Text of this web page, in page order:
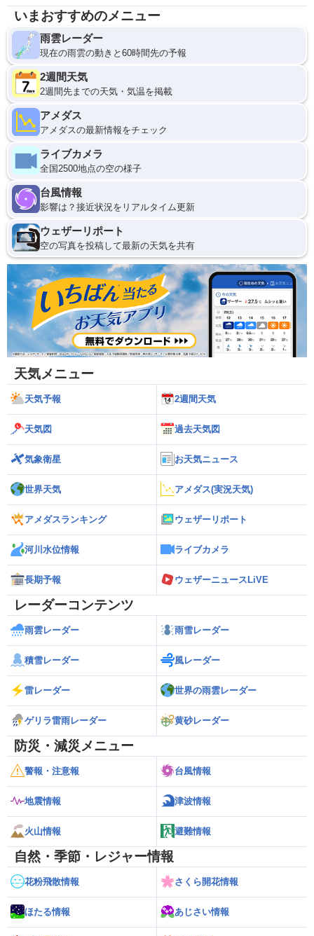
いまおすすめのメニュー
雨雲レーダー
現在の雨雲の動きと60時間先の予報
2週間天気
2週間先までの天気・気温を掲載
アメダス
アメダスの最新情報をチェック
ライブカメラ
全国2500地点の空の様子
台風情報
影響は？接近状況をリアルタイム更新
ウェザーリポート
空の写真を投稿して最新の天気を共有
天気メニュー
天気予報 2週間天気
天気図 過去天気図
気象衛星 お天気ニュース
世界天気 アメダス(実況天気)
アメダスランキング ウェザーリポート
河川水位情報 ライブカメラ
長期予報 ウェザーニュースLiVE
レーダーコンテンツ
雨雲レーダー 雨雪レーダー
積雪レーダー 風レーダー
雷レーダー 世界の雨雲レーダー
ゲリラ雷雨レーダー 黄砂レーダー
防災・減災メニュー
警報・注意報 台風情報
地震情報 津波情報
火山情報 避難情報
自然・季節・レジャー情報
花粉飛散情報 さくら開花情報
ほたる情報 あじさい情報